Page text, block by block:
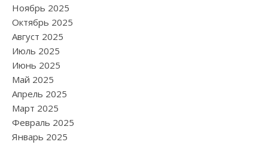
Ноябрь 2025
Октябрь 2025
Август 2025
Июль 2025
Июнь 2025
Май 2025
Апрель 2025
Март 2025
Февраль 2025
Январь 2025